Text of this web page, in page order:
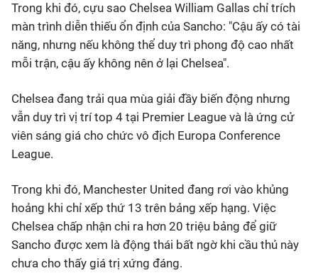
Trong khi đó, cựu sao Chelsea William Gallas chỉ trích
màn trình diễn thiếu ổn định của Sancho: "Cậu ấy có tài
năng, nhưng nếu không thể duy trì phong độ cao nhất
mỗi trận, cậu ấy không nên ở lại Chelsea".
Chelsea đang trải qua mùa giải đầy biến động nhưng
vẫn duy trì vị trí top 4 tại Premier League và là ứng cử
viên sáng giá cho chức vô địch Europa Conference
League.
Trong khi đó, Manchester United đang rơi vào khủng
hoảng khi chỉ xếp thứ 13 trên bảng xếp hạng. Việc
Chelsea chấp nhận chi ra hơn 20 triệu bảng để giữ
Sancho được xem là động thái bất ngờ khi cầu thủ này
chưa cho thấy giá trị xứng đáng.